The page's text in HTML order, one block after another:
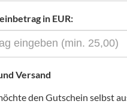
in EUR:
Versand
den Gutschein selbst